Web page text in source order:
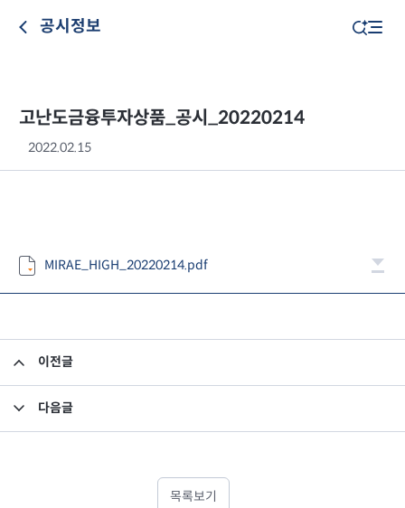
공시정보
고난도금융투자상품_공시_20220214
2022.02.15
MIRAE_HIGH_20220214.pdf
이전글
다음글
목록보기